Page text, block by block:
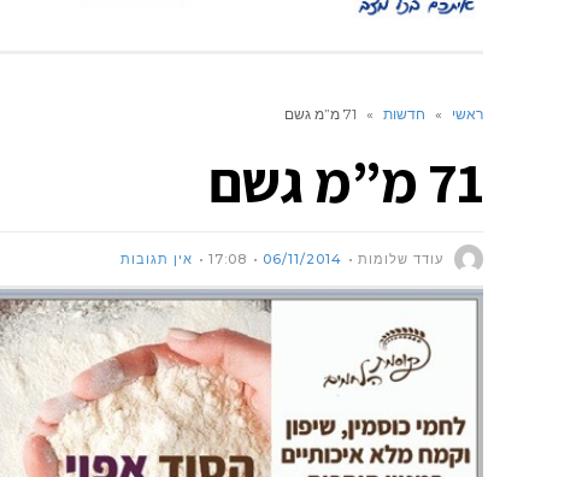
ראשי » חדשות » 71 מ”מ גשם
71 מ”מ גשם
עודד שלומות 06/11/2014
17:08 אין תגובות